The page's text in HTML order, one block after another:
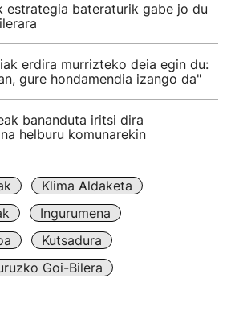
estrategia bateraturik gabe jo du
erdira murrizteko deia egin du:
gure hondamendia izango da"
bananduta iritsi dira
helburu komunarekin
Klima Aldaketa
Ingurumena
Kutsadura
Goi-Bilera